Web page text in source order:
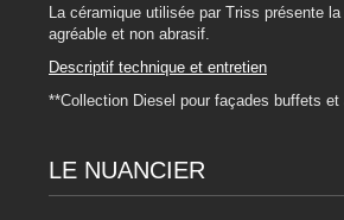
La céramique utilisée par Triss présente
agréable et non abrasif.
Descriptif technique et entretien
**Collection Diesel pour façades buffets
LE NUANCIER